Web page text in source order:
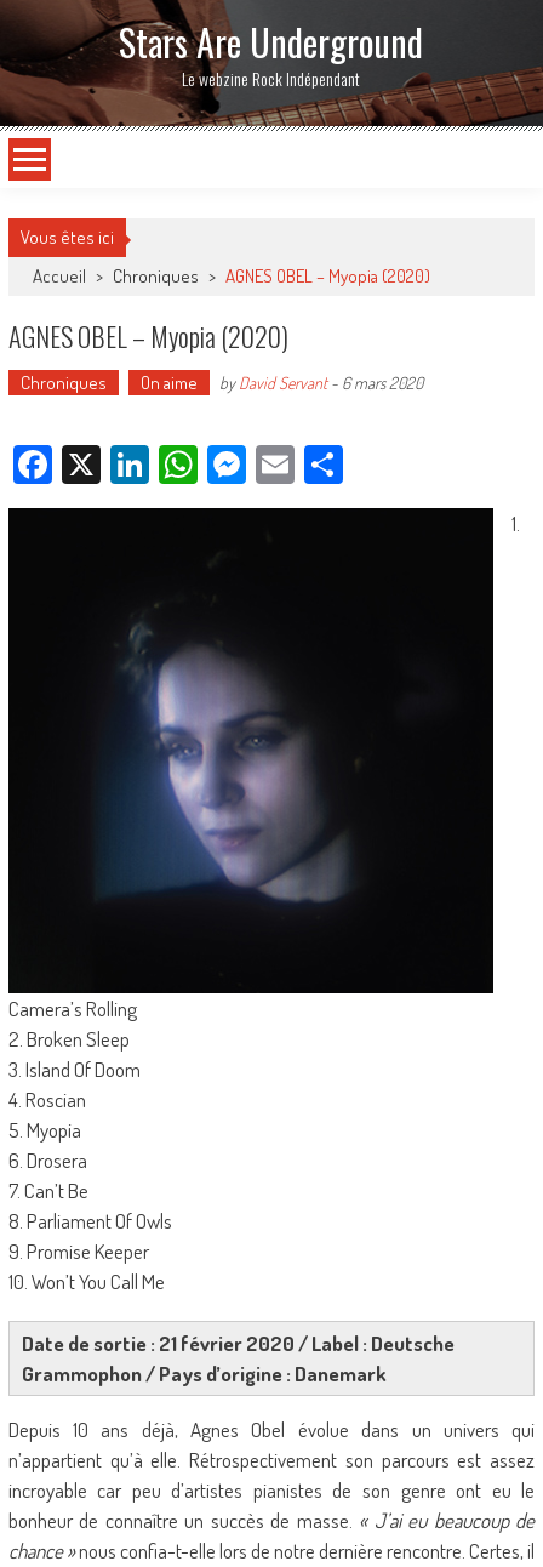
Stars Are Underground
Le webzine Rock Indépendant
Vous êtes ici
Accueil > Chroniques > AGNES OBEL – Myopia (2020)
AGNES OBEL – Myopia (2020)
Chroniques On aime byDavid Servant- 6 mars 2020
Facebook
X LinkedIn
WhatsApp
Messenger
EmailPartager
1.
Camera’s Rolling
2. Broken Sleep
3. Island Of Doom
4. Roscian
5. Myopia
6. Drosera
7. Can’t Be
8. Parliament Of Owls
9. Promise Keeper
10. Won’t You Call Me
Date de sortie : 21 février 2020 / Label : Deutsche
Grammophon / Pays d’origine : Danemark
Depuis 10 ans déjà, Agnes Obel évolue dans un univers qui
n’appartient qu’à elle. Rétrospectivement son parcours est assez
incroyable car peu d’artistes pianistes de son genre ont eu le
bonheur de connaître un succès de masse. « J’ai eu beaucoup de
chance »nous confia-t-elle lors de notre dernière rencontre. Certes, il